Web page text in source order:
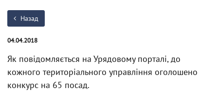
Назад
04.04.2018
Як повідомляється на Урядовому порталі, до
кожного територіального управління оголошено
конкурс на 65 посад.